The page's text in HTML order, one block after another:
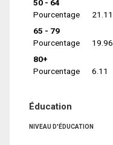
50 - 64
Pourcentage
21.11
65 - 79
Pourcentage
19.96
80+
Pourcentage
6.11
Éducation
NIVEAU D'ÉDUCATION